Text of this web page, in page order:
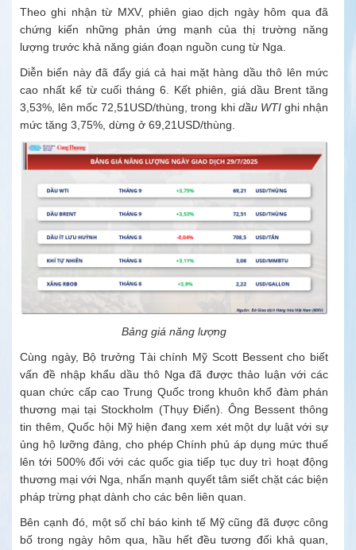
Theo ghi nhận từ MXV, phiên giao dịch ngày hôm qua đã
chứng kiến những phản ứng mạnh của thị trường năng
lượng trước khả năng gián đoạn nguồn cung từ Nga.
Diễn biến này đã đẩy giá cả hai mặt hàng dầu thô lên mức
cao nhất kể từ cuối tháng 6. Kết phiên, giá dầu Brent tăng
3,53%, lên mốc 72,51USD/thùng, trong khi dầu WTIghi nhận
mức tăng 3,75%, dừng ở 69,21USD/thùng.
Bảng giá năng lượng
Cùng ngày, Bộ trưởng Tài chính Mỹ Scott Bessent cho biết
vấn đề nhập khẩu dầu thô Nga đã được thảo luận với các
quan chức cấp cao Trung Quốc trong khuôn khổ đàm phán
thương mại tại Stockholm (Thụy Điển). Ông Bessent thông
tin thêm, Quốc hội Mỹ hiện đang xem xét một dự luật với sự
ủng hộ lưỡng đảng, cho phép Chính phủ áp dụng mức thuế
lên tới 500% đối với các quốc gia tiếp tục duy trì hoạt động
thương mại với Nga, nhấn mạnh quyết tâm siết chặt các biện
pháp trừng phạt dành cho các bên liên quan.
Bên cạnh đó, một số chỉ báo kinh tế Mỹ cũng đã được công
bố trong ngày hôm qua, hầu hết đều tương đối khả quan,